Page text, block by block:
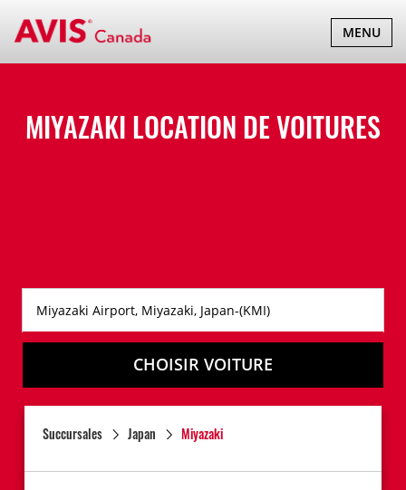
BASCULER
LA
MENU
MIYAZAKI LOCATION DE VOITURES
CHOISIR VOITURE
Succursales Japan Miyazaki